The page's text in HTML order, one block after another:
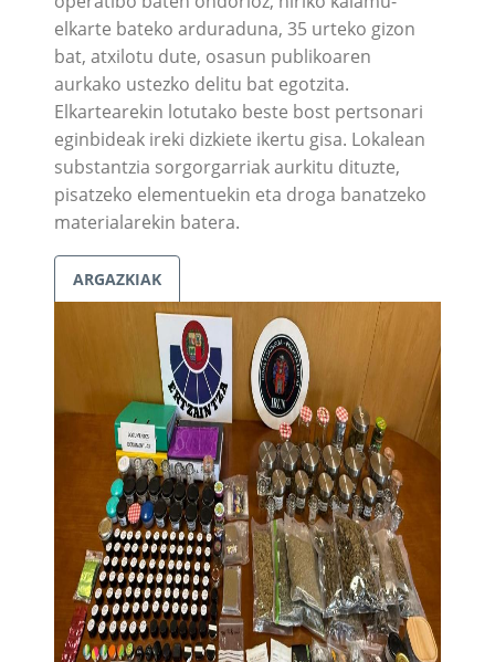
elkarte bateko arduraduna, 35 urteko gizon
bat, atxilotu dute, osasun publikoaren
aurkako ustezko delitu bat egotzita.
Elkartearekin lotutako beste bost pertsonari
eginbideak ireki dizkiete ikertu gisa. Lokalean
substantzia sorgorgarriak aurkitu dituzte,
pisatzeko elementuekin eta droga banatzeko
materialarekin batera.
ARGAZKIAK